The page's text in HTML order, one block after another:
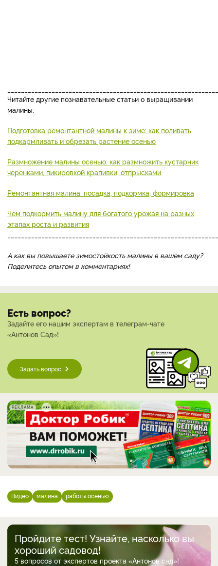
Читайте другие познавательные статьи о выращивании
малины:
Подготовка ремонтантной малины к зиме: как поливать,
подкармливать и обрезать растение осенью
Размножение малины осенью: как размножить кустарник
черенками, пикировкой крапивки, отпрысками
Ремонтантная малина: посадка, подкормка, формировка
Чем подкормить малину для богатого урожая на разных
этапах роста и развития
А как вы повышаете зимостойкость малины в вашем саду?
Поделитесь опытом в комментариях!
Есть вопрос?
Задайте его нашим экспертам в телеграм-чате
«Антонов Сад»!
Задать вопрос
РЕКЛАМА
Видео малина работы осенью
Пройдите тест! Узнайте, насколько вы
хороший садовод!
5 вопросов от экспертов проекта «Антонов сад»!